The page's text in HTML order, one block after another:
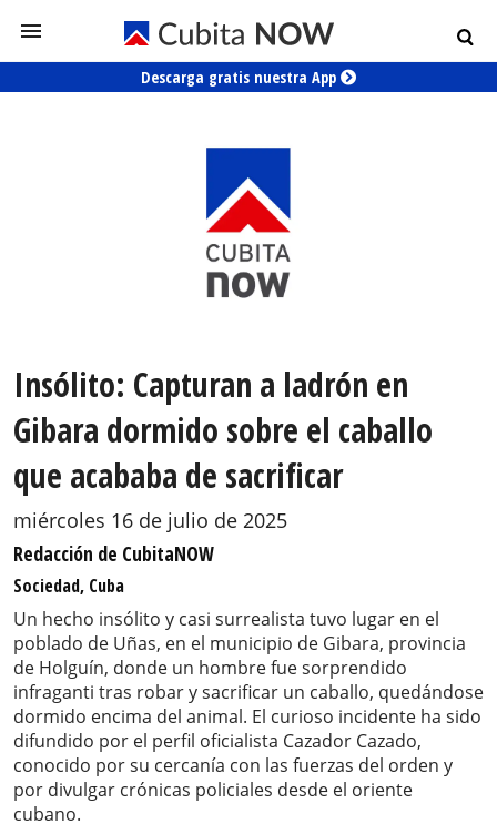
Descarga gratis nuestra App
Insólito: Capturan a ladrón en
Gibara dormido sobre el caballo
que acababa de sacrificar
miércoles 16 de julio de 2025
Redacción de CubitaNOW
Sociedad, Cuba
Un hecho insólito y casi surrealista tuvo lugar en el
poblado de Uñas, en el municipio de Gibara, provincia
de Holguín, donde un hombre fue sorprendido
infraganti tras robar y sacrificar un caballo, quedándose
dormido encima del animal. El curioso incidente ha sido
difundido por el perfil oficialista Cazador Cazado,
conocido por su cercanía con las fuerzas del orden y
por divulgar crónicas policiales desde el oriente
cubano.